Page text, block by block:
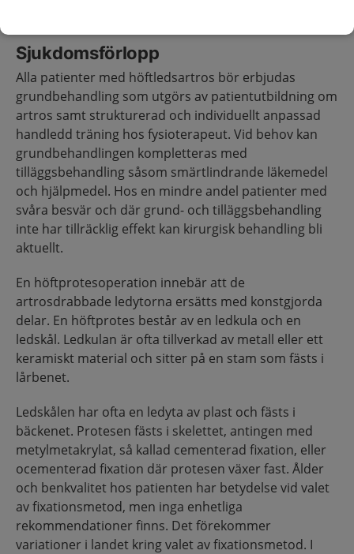
Sjukdomsförlopp
Alla patienter med höftledsartros bör erbjudas
grundbehandling som utgörs av patientutbildning om
artros samt strukturerad och individuellt anpassad
handledd träning hos fysioterapeut. Vid behov kan
grundbehandlingen kompletteras med
tilläggsbehandling såsom smärtlindrande läkemedel
och hjälpmedel. Hos en mindre andel patienter med
svåra besvär och där grund- och tilläggsbehandling
inte har tillräcklig effekt kan kirurgisk behandling bli
aktuellt.
En höftprotesoperation innebär att de
artrosdrabbade ledytorna ersätts med konstgjorda
delar. En höftprotes består av en ledkula och en
ledskål. Ledkulan är ofta tillverkad av metall eller ett
keramiskt material och sitter på en stam som fästs i
lårbenet.
Ledskålen har ofta en ledyta av plast och fästs i
bäckenet. Protesen fästs i skelettet, antingen med
metylmetakrylat, så kallad cementerad fixation, eller
ocementerad fixation där protesen växer fast. Ålder
och benkvalitet hos patienten har betydelse vid valet
av fixationsmetod, men inga enhetliga
rekommendationer finns. Det förekommer
variationer i landet kring valet av fixationsmetod. I